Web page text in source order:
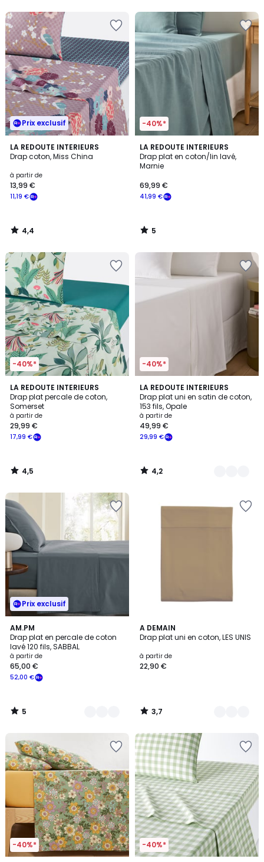
Prix exclusif
LA REDOUTE INTERIEURS
Drap coton, Miss China
à partir de
11,19 €
13,99 €
4,4
/ 5
4,4
/
-40%*
LA REDOUTE INTERIEURS
Drap plat en coton/lin lavé,
Marnie
41,99 €
69,99 €
5
/
5
5
/
-40%*
LA REDOUTE INTERIEURS
Drap plat percale de coton,
Somerset
à partir de
17,99 €
29,99 €
4,5
/ 5
4,5
/
-40%*
LA REDOUTE INTERIEURS
Drap plat uni en satin de coton,
153 fils, Opale
à partir de
29,99 €
49,99 €
4,2
/ 5
8
Couleurs
4,2
/
Prix exclusif
AM.PM
Drap plat en percale de coton
lavé 120 fils, SABBAL
à partir de
52,00 €
65,00 €
5
/
5
9
Couleurs
5
/
A DEMAIN
Drap plat uni en coton, LES UNIS
à partir de
22,90 €
3,7
/ 5
8
Couleurs
3,7
/
-40%* -40%*